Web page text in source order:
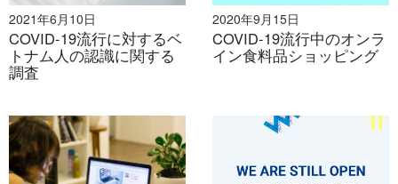
での買い物を避けており、2020年2月の小売総売上高と
消費者サービス収入は前月比7.9%減少しました。Now
やBeなどの一部の配達プラットフォームは、配達員が
顧客に代わって買い物に行く機能を推進し、導入しまし
多くの学校や大学が旧正月前から臨時休校となってい
る。学校活動の複雑化や幼児の自己予防に関する知識不
2021年6月10日
COVID-19流行に対するベ
トナム人の認識に関する
調査
2020年9月15日
COVID-19流行中のオンラ
イン食料品ショッピング